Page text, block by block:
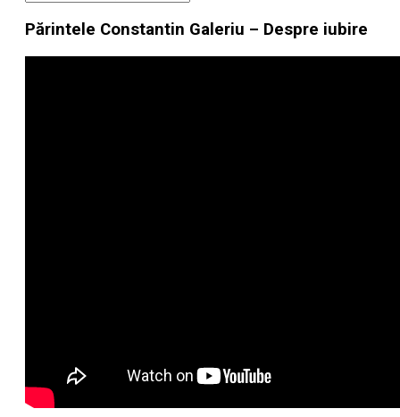
Părintele Constantin Galeriu – Despre iubire